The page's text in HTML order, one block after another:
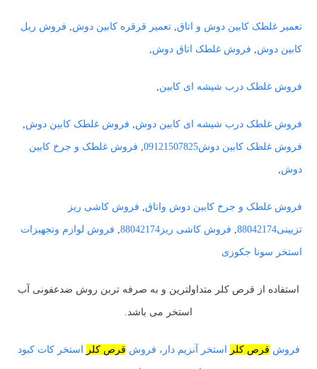
تعمیر غلطک کابین دوش و اتاق تعمیر قرقره کابین دوش فروش ریل
کابین دوش فروش غلطک اتاق دوش
فروش غلطک درب شیشه ای کابین
فروش غلطک درب شیشه ای کابین دوش فروش غلطک کابین دوش
فروش غلطک کابین دوش09121507825 فروش غلطک و جرخ کابین
دوش
فروش غلطک و جرخ کابین دوش واتاق فروش کاشی ریز
تزیینی88042174 فروش کاشی ریز88042174 فروش لوازم وتجهیزات
استخر سونا جکوزی
استفاده از قرص کلر متداولترین و به صرفه تربن روش ضدعفونی آب
استخر می باشد.
فروش قرص کلر استخر آنزیم دار، فروش قرص کلر استخر کات کبود